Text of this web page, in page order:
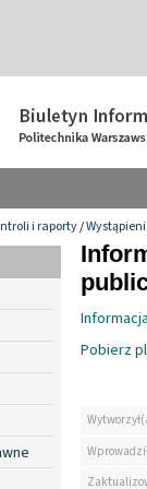
i raporty/
Pobierz